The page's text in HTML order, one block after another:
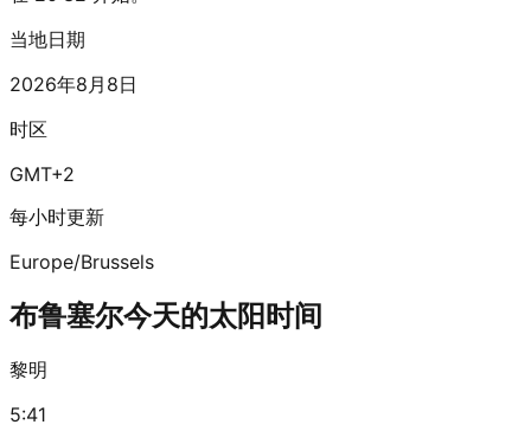
当地日期
2026年8月8日
时区
GMT+2
每小时更新
Europe/Brussels
布鲁塞尔今天的太阳时间
黎明
5:41